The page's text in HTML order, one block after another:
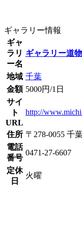
ギャラリー情報
ギャ
ラリ
ー名
ギャラリー道
地域 千葉
金額 5000円/1日
サイ
ト
URL
http://
住所 〒278-0055 千
電話
番号
0471-27-6607
定休
日
火曜